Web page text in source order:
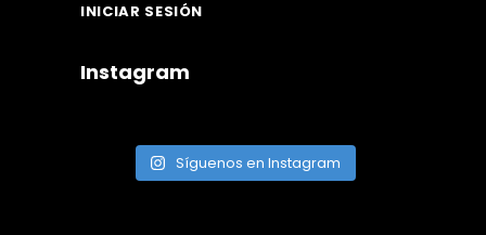
INICIAR SESIÓN
Instagram
Síguenos en Instagram